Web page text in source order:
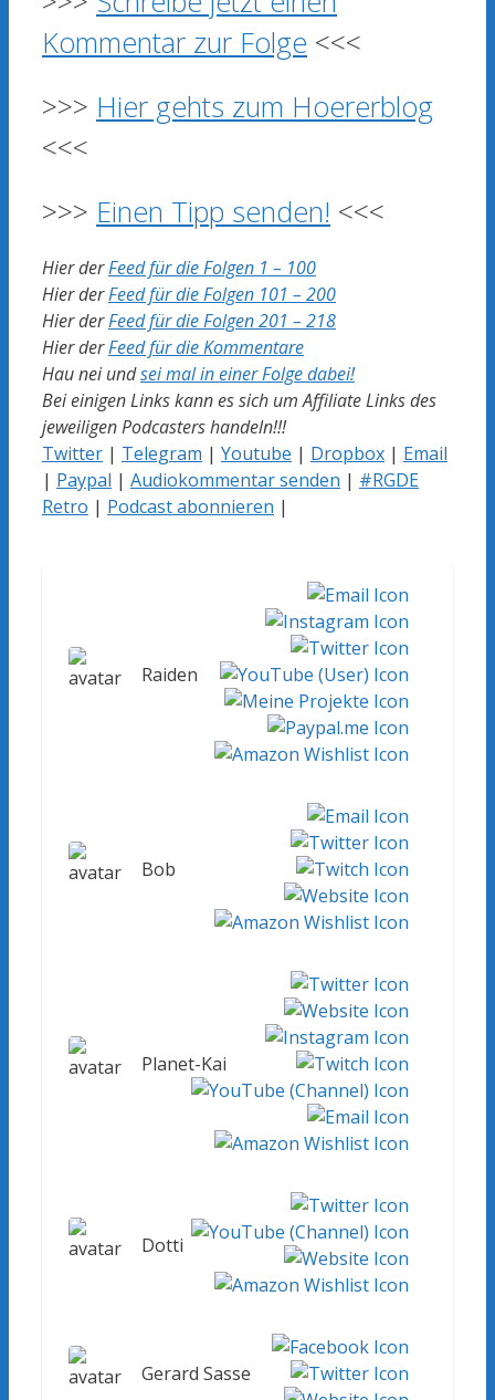
Kommentar zur Folge <<<
>>> Hier gehts zum Hoererblog
<<<
>>> Einen Tipp senden! <<<
Hier derFeed für die Folgen 1 – 100
Hier derFeed für die Folgen 101 – 200
Hier derFeed für die Folgen 201 – 218
Hier derFeed für die Kommentare
Hau nei undsei mal in einer Folge dabei!
Bei einigen Links kann es sich um Affiliate Links des
jeweiligen Podcasters handeln!!!
Twitter | Telegram | Youtube | Dropbox | Email
| Paypal | Audiokommentar senden | #RGDE
Retro | Podcast abonnieren |
Raiden
Bob
Planet-Kai
Dotti
Gerard Sasse